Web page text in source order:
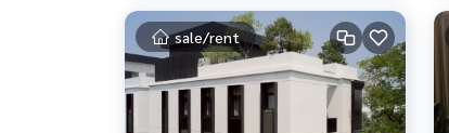
sale/rent